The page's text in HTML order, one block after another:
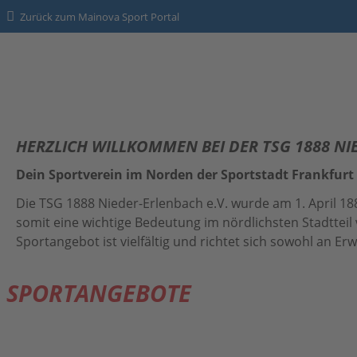
Zurück zum Mainova Sport Portal
HOME
ÜBER UNS
Der Vorstand
Mitglied werden
SPORTANGEBOTE
Datenschutz
HERZLICH WILLKOMMEN BEI DER TSG 1888
Dein Sportverein im Norden der Sportstadt Frankfurt
Die TSG 1888 Nieder-Erlenbach e.V. wurde am 1. April
somit eine wichtige Bedeutung im nördlichsten
Sportangebot ist vielfältig und richtet sich sowohl an
SPORTANGEBOTE